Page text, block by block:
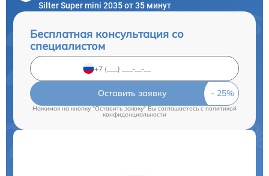
Silter Super mini 2035 от 35 минут
Бесплатная консультация со
специалистом
Оставить заявку
Нажимая на кнопку "Оставить заявку" Вы соглашаетесь c политикой
конфиденциальности